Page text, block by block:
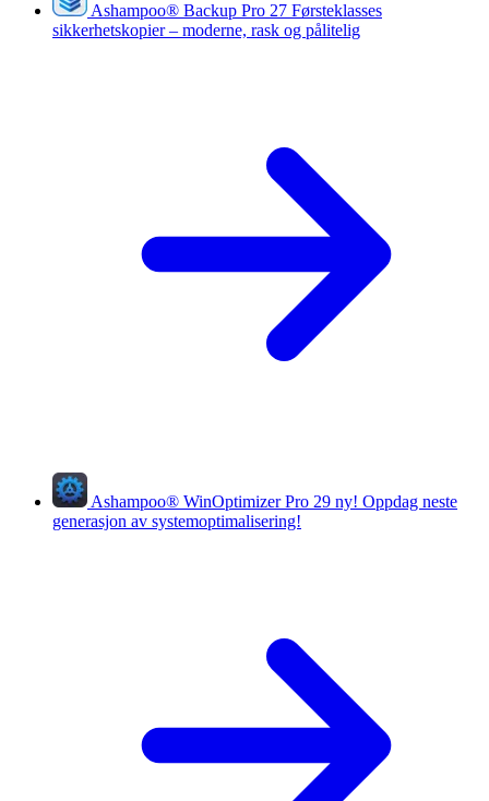
Ashampoo® Backup Pro 27 Førsteklasses
sikkerhetskopier – moderne, rask og pålitelig
Ashampoo® WinOptimizer Pro 29 ny! Oppdag neste
generasjon av systemoptimalisering!